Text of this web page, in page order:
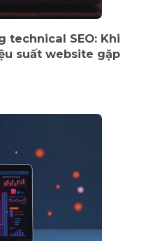
technical SEO: Khi
suất website gặp